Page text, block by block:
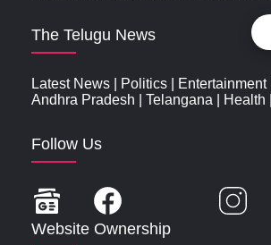
The Telugu News
Latest News Politics Entertainment|
Andhra Pradesh
Telangana Health
Follow Us
Website Ownership